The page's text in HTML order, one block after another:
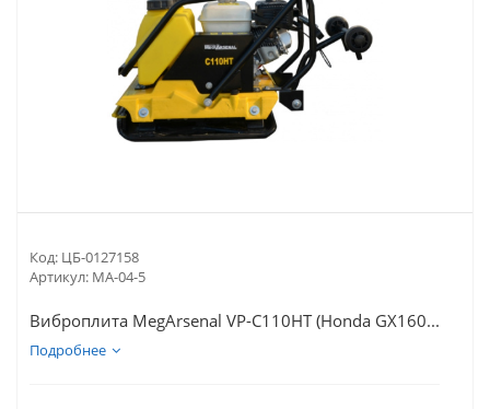
Код: ЦБ-0127158
Артикул: МА-04-5
Виброплита MegArsenal VP-C110НT (Honda GХ160...
Подробнее